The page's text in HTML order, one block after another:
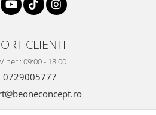
CLIENTI
09:00 - 18:00
0729005777